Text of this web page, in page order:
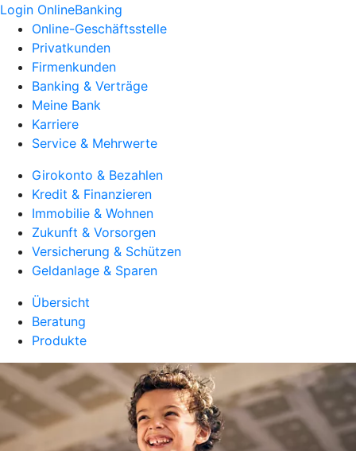
Login OnlineBanking
Online-Geschäftsstelle
Privatkunden
Firmenkunden
Banking & Verträge
Meine Bank
Karriere
Service & Mehrwerte
Girokonto & Bezahlen
Kredit & Finanzieren
Immobilie & Wohnen
Zukunft & Vorsorgen
Versicherung & Schützen
Geldanlage & Sparen
Übersicht
Beratung
Produkte